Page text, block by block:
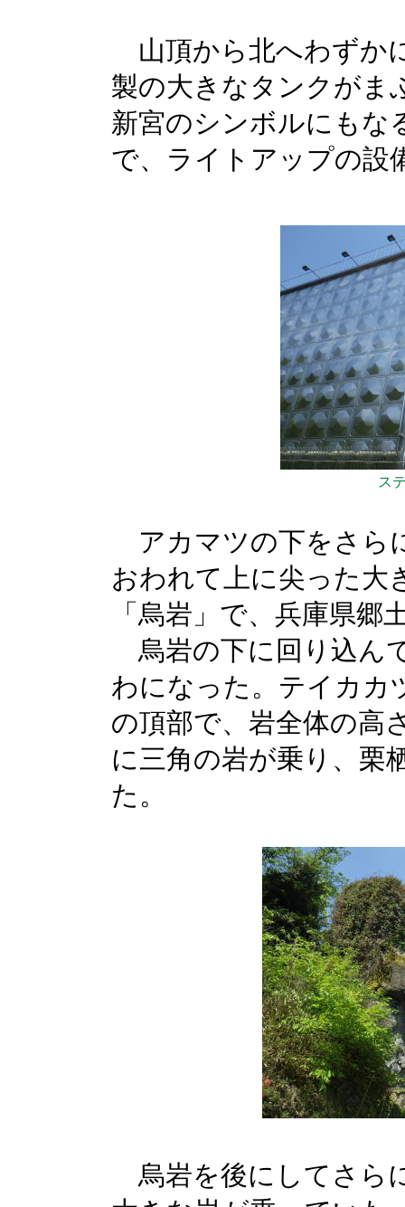
山頂から北へわずか
製の大きなタンクがま
新宮のシンボルにもな
で、ライトアップの設
ス
アカマツの下をさら
おわれて上に尖った大
「烏岩」で、兵庫県
烏岩の下に回り込ん
わになった。テイカカ
の頂部で、岩全体の高
に三角の岩が乗り、栗
た。
烏岩を後にしてさら